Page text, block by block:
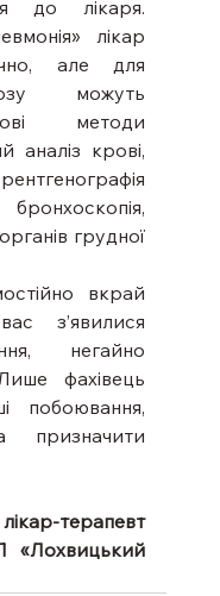
до лікаря.
лікар
але для
можуть
методи
аналіз крові,
грудної
вкрай
з’явилися
негайно
фахівець
побоювання,
призначити
терапевт
«Лохвицький